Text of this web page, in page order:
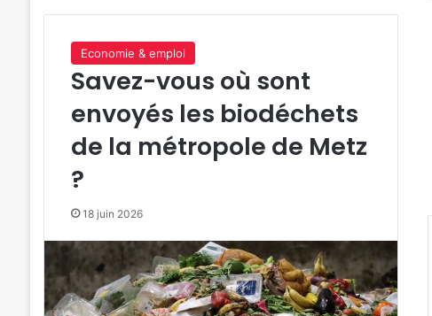
Economie & emploi
Savez-vous où sont
envoyés les biodéchets
de la métropole de Metz
?
18 juin 2026